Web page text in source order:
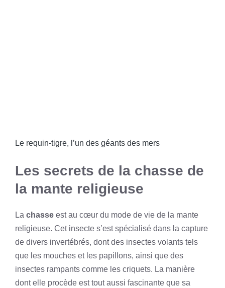
Le requin-tigre, l’un des géants des mers
Les secrets de la chasse de
la mante religieuse
La chasse est au cœur du mode de vie de la mante
religieuse. Cet insecte s’est spécialisé dans la capture
de divers invertébrés, dont des insectes volants tels
que les mouches et les papillons, ainsi que des
insectes rampants comme les criquets. La manière
dont elle procède est tout aussi fascinante que sa